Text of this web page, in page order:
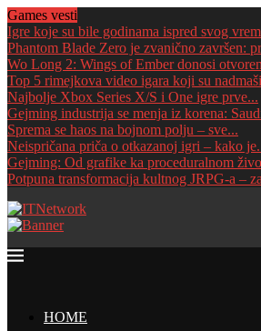
Games vesti
Igre koje su bile godinama ispred svog
Phantom Blade Zero je zvanično završen:
Wo Long 2: Wings of Ember donosi
Top 5 rimejkova video igara koji su
Najbolje Xbox Series X/S i One igre prve...
Gejming industrija se menja iz korena:
Sprema se haos na bojnom polju – sve...
Neispričana priča o otkazanoj igri – kako
Gejming: Od grafike ka proceduralnom
Potpuna transformacija kultnog JRPG-a –
HOME